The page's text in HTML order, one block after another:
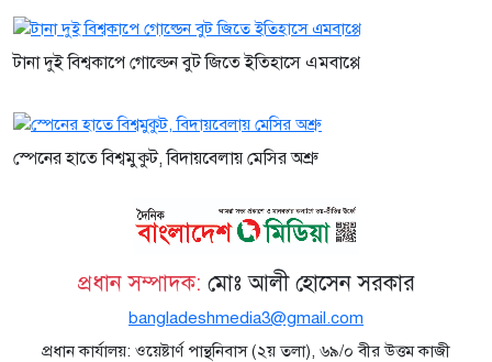
টানা দুই বিশ্বকাপে গোল্ডেন বুট জিতে ইতিহাসে এমবাপ্পে
স্পেনের হাতে বিশ্বমুকুট, বিদায়বেলায় মেসির অশ্রু
প্রধান সম্পাদক: মোঃ আলী হোসেন সরকার
bangladeshmedia3@gmail.com
প্রধান কার্যালয়: ওয়েষ্টার্ণ পান্থনিবাস (২য় তলা), ৬৯/০ বীর উত্তম কাজী